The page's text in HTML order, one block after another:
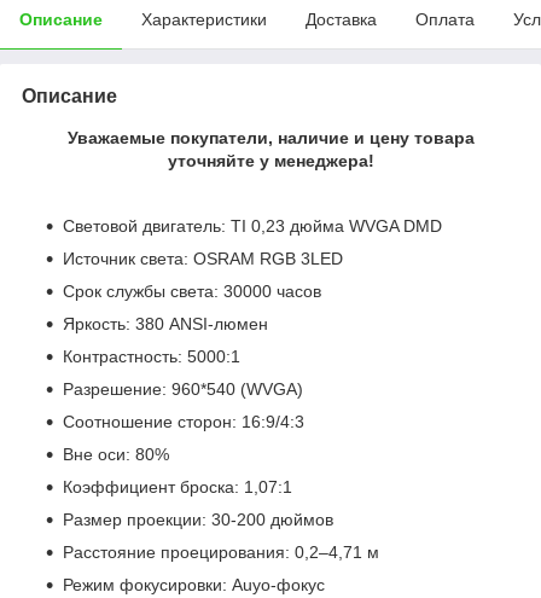
Описание Характеристики Доставка Оплата
Описание
Уважаемые покупатели, наличие и цену товара
уточняйте у менеджера!
Световой двигатель: TI 0,23 дюйма WVGA DMD
Источник света: OSRAM RGB 3LED
Срок службы света: 30000 часов
Яркость: 380 ANSI-люмен
Контрастность: 5000:1
Разрешение: 960*540 (WVGA)
Соотношение сторон: 16:9/4:3
Вне оси: 80%
Коэффициент броска: 1,07:1
Размер проекции: 30-200 дюймов
Расстояние проецирования: 0,2–4,71 м
Режим фокусировки: Auyo-фокус